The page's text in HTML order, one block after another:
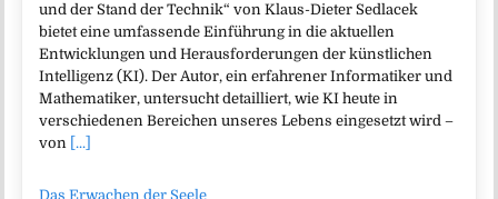
und der Stand der Technik“ von Klaus-Dieter Sedlacek
bietet eine umfassende Einführung in die aktuellen
Entwicklungen und Herausforderungen der künstlichen
Intelligenz (KI). Der Autor, ein erfahrener Informatiker und
Mathematiker, untersucht detailliert, wie KI heute in
verschiedenen Bereichen unseres Lebens eingesetzt wird –
von [...]
Das Erwachen der Seele